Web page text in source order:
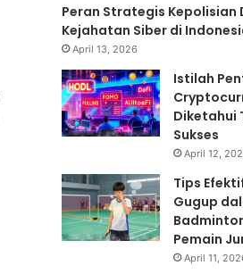
Peran Strategis Kepolisian
Kejahatan Siber di
April 13, 2026
Istilah
Diketahui
Sukses
April 12,
Tips
Gugup
Pemain
April 11,